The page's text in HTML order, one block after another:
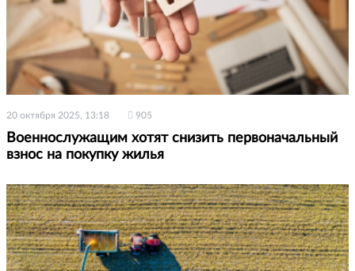
20 октября 2025, 13:18 905
Военнослужащим хотят снизить первоначальный
взнос на покупку жилья